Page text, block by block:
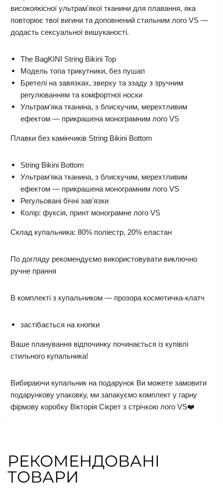
високоякісної ультрам'якої тканини для плавання, яка
повторює твої вигини та доповнений стильним лого VS —
додасть сексуальної вишуканості.
The BagKINI String Bikini Top
Модель топа трикутники, без пушап
Бретелі на завязках, зверху та ззаду з зручним
регулюванням та комфортної носки
Ультрам'яка тканина, з блискучим, мерехтливим
ефектом — прикрашена монограмним лого VS
Плавки без камінчиків String Bikini Bottom
String Bikini Bottom
Ультрам'яка тканина, з блискучим, мерехтливим
ефектом — прикрашена монограмним лого VS
Регульовані бічні зав'язки
Колір: фуксія, принт монограмне лого VS
Склад купальника: 80% поліестр, 20% еластан
По догляду рекомендуємо використовувати виключно
ручне прання
В комплекті з купальником — прозора косметичка-клатч
застібається на кнопки
Ваше планування відпочинку починається із купівлі
стильного купальника!
Вибираючи купальник на подарунок Ви можете замовити
подарункову упаковку, ми запакуємо комплект у гарну
фірмову коробку Вікторія Сікрет з стрічкою лого VS❤️
РЕКОМЕНДОВАНІ
ТОВАРИ